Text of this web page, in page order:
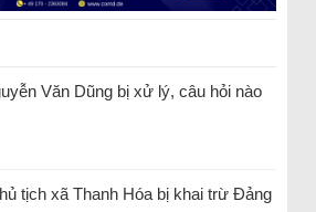
Văn Dũng bị xử lý, câu hỏi nào
tịch xã Thanh Hóa bị khai trừ Đảng